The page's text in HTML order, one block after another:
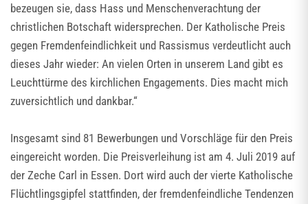
bezeugen sie, dass Hass und Menschenverachtung der
christlichen Botschaft widersprechen. Der Katholische Preis
gegen Fremdenfeindlichkeit und Rassismus verdeutlicht auch
dieses Jahr wieder: An vielen Orten in unserem Land gibt es
Leuchttürme des kirchlichen Engagements. Dies macht mich
zuversichtlich und dankbar.“
Insgesamt sind 81 Bewerbungen und Vorschläge für den Preis
eingereicht worden. Die Preisverleihung ist am 4. Juli 2019 auf
der Zeche Carl in Essen. Dort wird auch der vierte Katholische
Flüchtlingsgipfel stattfinden, der fremdenfeindliche Tendenzen